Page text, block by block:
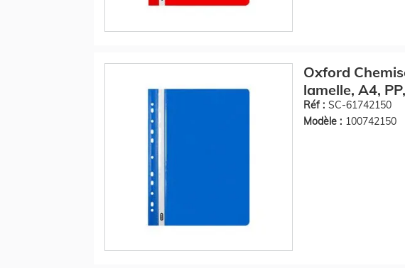
Oxford
lamelle, A4,
Réf : SC-61742150
Modèle : 100742150